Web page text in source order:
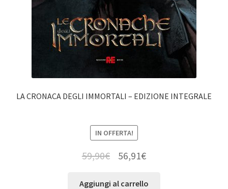
LA CRONACA DEGLI IMMORTALI – EDIZIONE INTEGRALE
IN OFFERTA!
59,90€ 56,91€
Aggiungi al carrello